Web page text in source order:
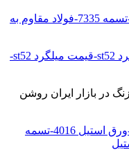
مطالعه بیشتر: فولاد 7335-میلگرد 7335-تسمه 7335-فولاد مقاوم به
مطالعه بیشتر: میلگرد st52-فروش میلگرد st52-قیمت میلگرد st52-
در بازار ایران روشن
مطالعه بیشتر: فولاد 4016-میلگرد 4016-ورق استیل 4016-تسمه